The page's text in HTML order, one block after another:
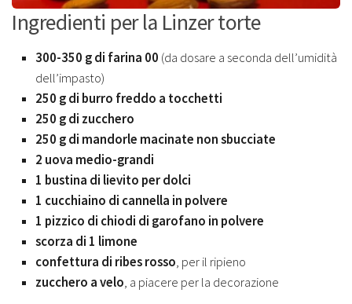
Ingredienti per la Linzer torte
300-350 g di farina 00 (da dosare a seconda dell’umidità
dell’impasto)
250 g di burro freddo a tocchetti
250 g di zucchero
250 g di mandorle macinate non sbucciate
2 uova medio-grandi
1 bustina di lievito per dolci
1 cucchiaino di cannella in polvere
1 pizzico di chiodi di garofano in polvere
scorza di 1 limone
confettura di ribes rosso, per il ripieno
zucchero a velo, a piacere per la decorazione